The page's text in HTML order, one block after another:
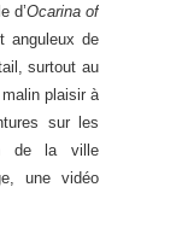
d’Ocarina of
anguleux de
surtout au
plaisir à
sur les
de la ville
une vidéo